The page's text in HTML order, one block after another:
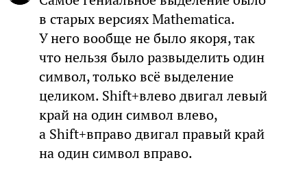
в старых версиях Mathematica.
У него вообще не было якоря, так
что нельзя было развыделить один
символ, только всё выделение
целиком. Shift+влево двигал левый
край на один символ влево,
а Shift+вправо двигал правый край
на один символ вправо.